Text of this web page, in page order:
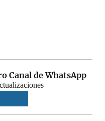
Canal de WhatsApp